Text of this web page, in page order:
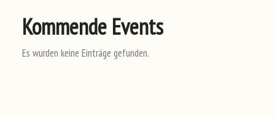
Kommende Events
Es wurden keine Einträge gefunden.